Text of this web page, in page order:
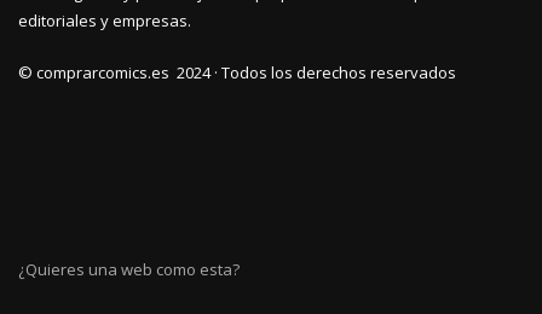
editoriales y empresas.
© comprarcomics.es 2024 · Todos los derechos reservados
¿Quieres una web como esta?